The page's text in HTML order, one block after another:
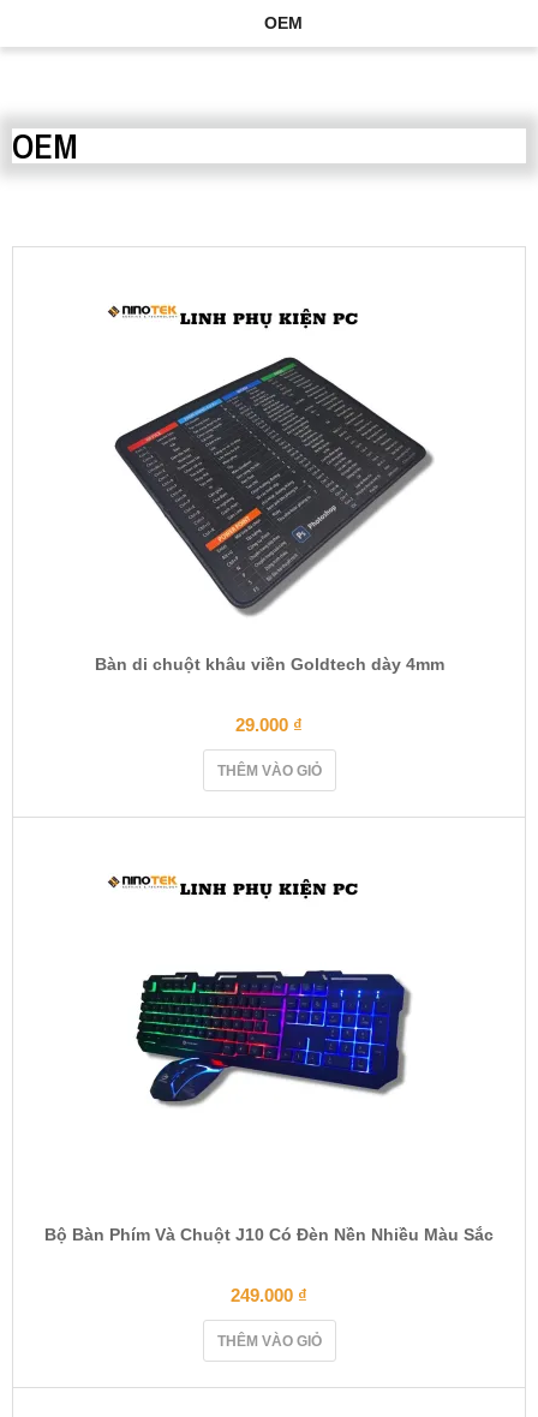
OEM
OEM
Bàn di chuột khâu viền Goldtech dày 4mm
29.000 ₫
THÊM VÀO GIỎ
Bộ Bàn Phím Và Chuột J10 Có Đèn Nền Nhiều Màu Sắc
249.000 ₫
THÊM VÀO GIỎ